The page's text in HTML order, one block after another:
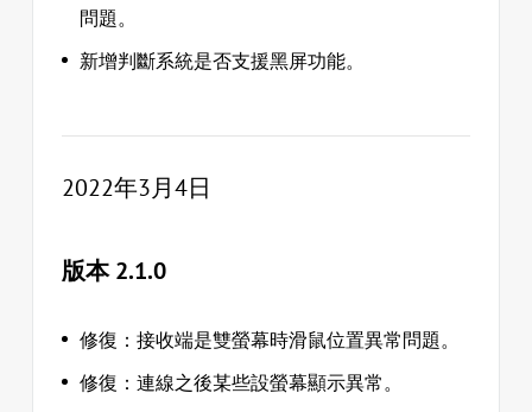
問題。
新增判斷系統是否支援黑屏功能。
2022年3月4日
版本 2.1.0
修復：接收端是雙螢幕時滑鼠位置異常問題。
修復：連線之後某些設螢幕顯示異常。